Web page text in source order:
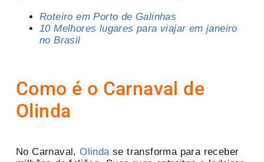
Roteiro em Porto de Galinhas
10 Melhores lugares para viajar em janeiro
no Brasil
Como é o Carnaval de
Olinda
No Carnaval,Olinda se transforma para receber